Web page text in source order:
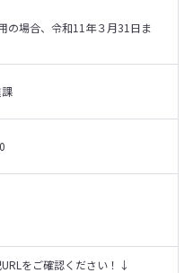
の場合、令和11年３月31日ま